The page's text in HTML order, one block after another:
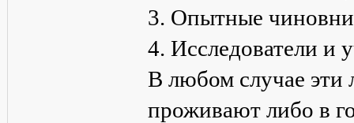
3. Опытные
4. Исследователи и
В любом случае
проживают либо в